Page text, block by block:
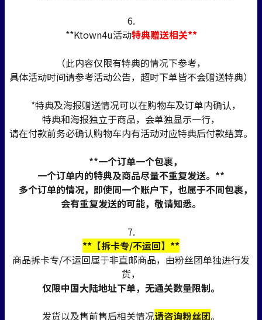
6.
**Ktown4u活动特典赠送相关**
（此内容仅限有特典的情况下参考，
具体活动时间请参考活动公告，超时下单皆不会赠送特典）
*特典及海报赠送情况可以在购物车及订单内确认，
特典和海报独立于商品，会单独显示一行，
请在付款前务必确认购物车内有活动对应特典后付款结算。
**一个订单一个包裹，
一个订单内的特典及商品尽量不重复发送。**
多个订单的情况，即使同一个账户下，也属于不同包裹，
会有重复发送的可能，敬请知悉。
7.
**【拆卡专/不运回】**
商品拆卡专/不运回属于非直邮商品，由粉丝团单独进行发
货，
仅限中国大陆地址下单，无通关数量限制。
发货以及售前售后相关情况请咨询粉丝团。